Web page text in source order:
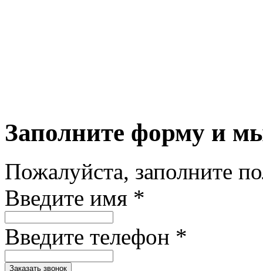
Заполните форму и
Пожалуйста, заполните
Введите имя *
Введите телефон *